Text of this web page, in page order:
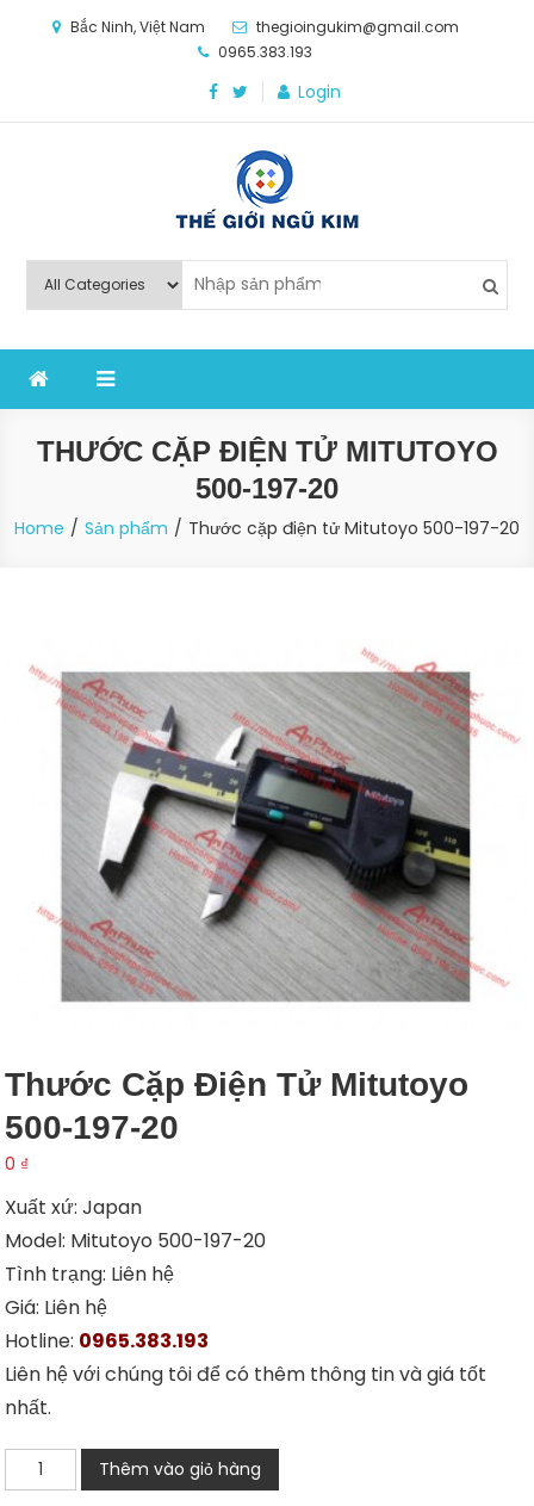
Bắc Ninh, Việt Nam
thegioingukim@gmail.com
0965.383.193
Login
Thế Giới Ngũ Kim
nghiệp sản xuất
THƯỚC CẶP ĐIỆN TỬ MITUTOYO
500-197-20
Home Sản phẩm Thước cặp điện tử Mitutoyo 500-197-20
Thước Cặp Điện Tử Mitutoyo
500-197-20
0 ₫
Xuất xứ: Japan
Model: Mitutoyo 500-197-20
Tình trạng: Liên hệ
Giá: Liên hệ
Hotline: 0965.383.193
Liên hệ với chúng tôi để có thêm thông tin và giá tốt
nhất.
Thước
cặp
Thêm vào giỏ hàng